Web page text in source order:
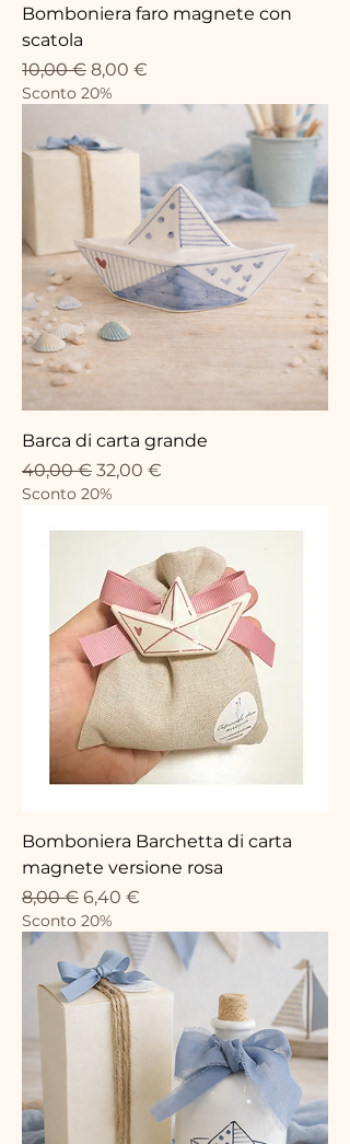
Bomboniera faro magnete con
scatola
Standardpreis
10,00 € Sale-Preis
8,00 €
Sconto 20%
Barca di carta grande
Standardpreis
40,00 € Sale-Preis
32,00 €
Sconto 20%
Bomboniera Barchetta di carta
magnete versione rosa
Standardpreis
8,00 € Sale-Preis
6,40 €
Sconto 20%